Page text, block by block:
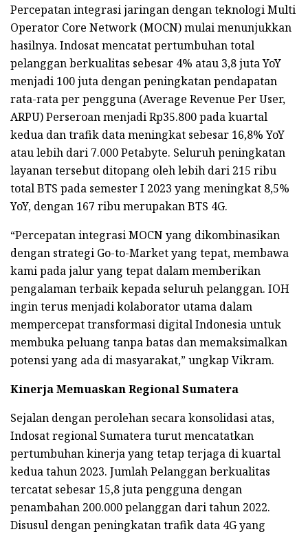
Percepatan integrasi jaringan dengan teknologi Multi
Operator Core Network (MOCN) mulai menunjukkan
hasilnya. Indosat mencatat pertumbuhan total
pelanggan berkualitas sebesar 4% atau 3,8 juta YoY
menjadi 100 juta dengan peningkatan pendapatan
rata-rata per pengguna (Average Revenue Per User,
ARPU) Perseroan menjadi Rp35.800 pada kuartal
kedua dan trafik data meningkat sebesar 16,8% YoY
atau lebih dari 7.000 Petabyte. Seluruh peningkatan
layanan tersebut ditopang oleh lebih dari 215 ribu
total BTS pada semester I 2023 yang meningkat 8,5%
YoY, dengan 167 ribu merupakan BTS 4G.
“Percepatan integrasi MOCN yang dikombinasikan
dengan strategi Go-to-Market yang tepat, membawa
kami pada jalur yang tepat dalam memberikan
pengalaman terbaik kepada seluruh pelanggan. IOH
ingin terus menjadi kolaborator utama dalam
mempercepat transformasi digital Indonesia untuk
membuka peluang tanpa batas dan memaksimalkan
potensi yang ada di masyarakat,” ungkap Vikram.
Kinerja Memuaskan Regional Sumatera
Sejalan dengan perolehan secara konsolidasi atas,
Indosat regional Sumatera turut mencatatkan
pertumbuhan kinerja yang tetap terjaga di kuartal
kedua tahun 2023. Jumlah Pelanggan berkualitas
tercatat sebesar 15,8 juta pengguna dengan
penambahan 200.000 pelanggan dari tahun 2022.
Disusul dengan peningkatan trafik data 4G yang